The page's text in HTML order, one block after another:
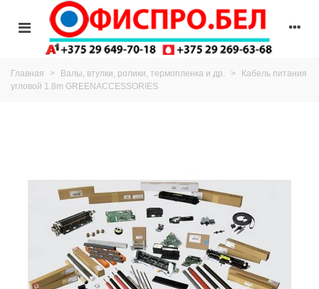
Главная > Валы, втулки, ролики, термопленка и др. >
Кабель питания
угловой 1.8m GREENACCESSORIES